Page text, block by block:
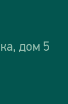
дом 5